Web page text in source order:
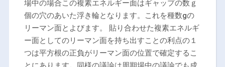
場中の場合この複素エネルギー面はギャップの数ｇ
個の穴のあいた浮き輪となります。これを種数gの
リーマン面とよびます。 貼り合わせた複素エネルギ
ー面としてのリーマン面を持ち出すことの利点の１
つは平方根の正負がリーマン面の位置で確定するこ